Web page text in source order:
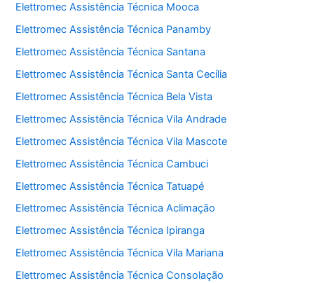
Elettromec Assistência Técnica Mooca
Elettromec Assistência Técnica Panamby
Elettromec Assistência Técnica Santana
Elettromec Assistência Técnica Santa Cecília
Elettromec Assistência Técnica Bela Vista
Elettromec Assistência Técnica Vila Andrade
Elettromec Assistência Técnica Vila Mascote
Elettromec Assistência Técnica Cambuci
Elettromec Assistência Técnica Tatuapé
Elettromec Assistência Técnica Aclimação
Elettromec Assistência Técnica Ipiranga
Elettromec Assistência Técnica Vila Mariana
Elettromec Assistência Técnica Consolação